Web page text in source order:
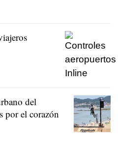
del
por el corazón